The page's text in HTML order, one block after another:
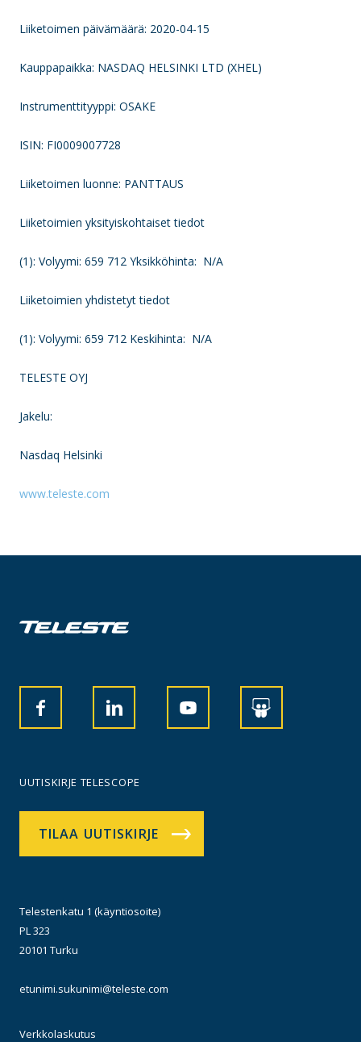
Liiketoimen päivämäärä: 2020-04-15
Kauppapaikka: NASDAQ HELSINKI LTD (XHEL)
Instrumenttityyppi: OSAKE
ISIN: FI0009007728
Liiketoimen luonne: PANTTAUS
Liiketoimien yksityiskohtaiset tiedot
(1): Volyymi: 659 712 Yksikköhinta: N/A
Liiketoimien yhdistetyt tiedot
(1): Volyymi: 659 712 Keskihinta: N/A
TELESTE OYJ
Jakelu:
Nasdaq Helsinki
www.teleste.com
UUTISKIRJE TELESCOPE
TILAA UUTISKIRJE
Telestenkatu 1 (käyntiosoite)
PL 323
20101 Turku
etunimi.sukunimi@teleste.com
Verkkolaskutus